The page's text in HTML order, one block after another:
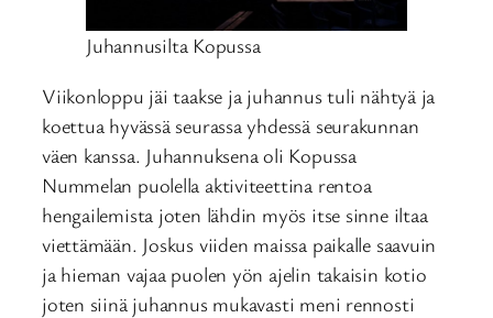
Juhannusilta Kopussa
Viikonloppu jäi taakse ja juhannus tuli nähtyä ja
koettua hyvässä seurassa yhdessä seurakunnan
väen kanssa. Juhannuksena oli Kopussa
Nummelan puolella aktiviteettina rentoa
hengailemista joten lähdin myös itse sinne iltaa
viettämään. Joskus viiden maissa paikalle saavuin
ja hieman vajaa puolen yön ajelin takaisin kotio
joten siinä juhannus mukavasti meni rennosti